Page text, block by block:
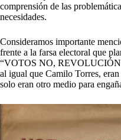
comprensión de las
necesidades.
Consideramos importante
frente a la farsa electoral que
“VOTOS NO, REVOLUCIÓN
al igual que Camilo Torres,
solo eran otro medio para